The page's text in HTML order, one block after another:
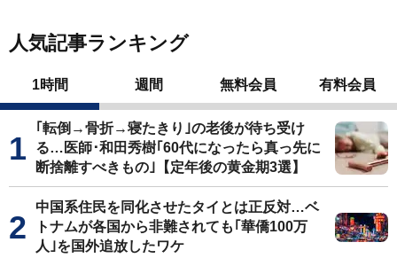
人気記事ランキング
1時間 週間 無料会員 有料会員
｢転倒→骨折→寝たきり｣の老後が待ち受け
る…医師･和田秀樹｢60代になったら真っ先に
断捨離すべきもの｣【定年後の黄金期3選】
中国系住民を同化させたタイとは正反対…ベ
トナムが各国から非難されても｢華僑100万
人｣を国外追放したワケ